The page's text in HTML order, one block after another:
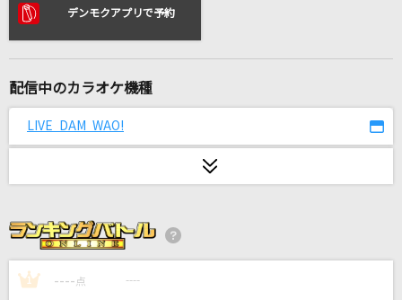
リアルタイムで歌われている曲の一覧
江差恋女
[生音]言葉より大切なもの
僕は僕を好きになる
乃木坂46
デンモクアプリで予約
配信中のカラオケ機種
LIVE DAM WAO!
1 ---- 点 ----